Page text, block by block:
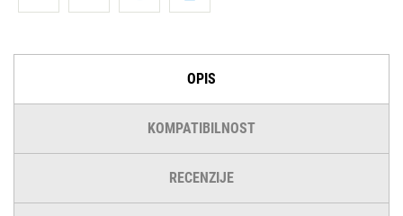
OPIS
KOMPATIBILNOST
RECENZIJE